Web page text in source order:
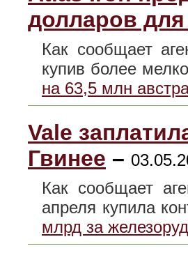
долларов
Как сообщает
купив более
на 63,5 млн
Vale
Гвинее –
Как сообщает
апреля купила
млрд за